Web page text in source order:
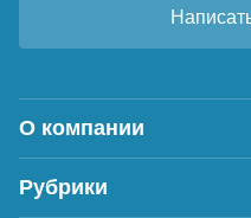
О компании
Рубрики